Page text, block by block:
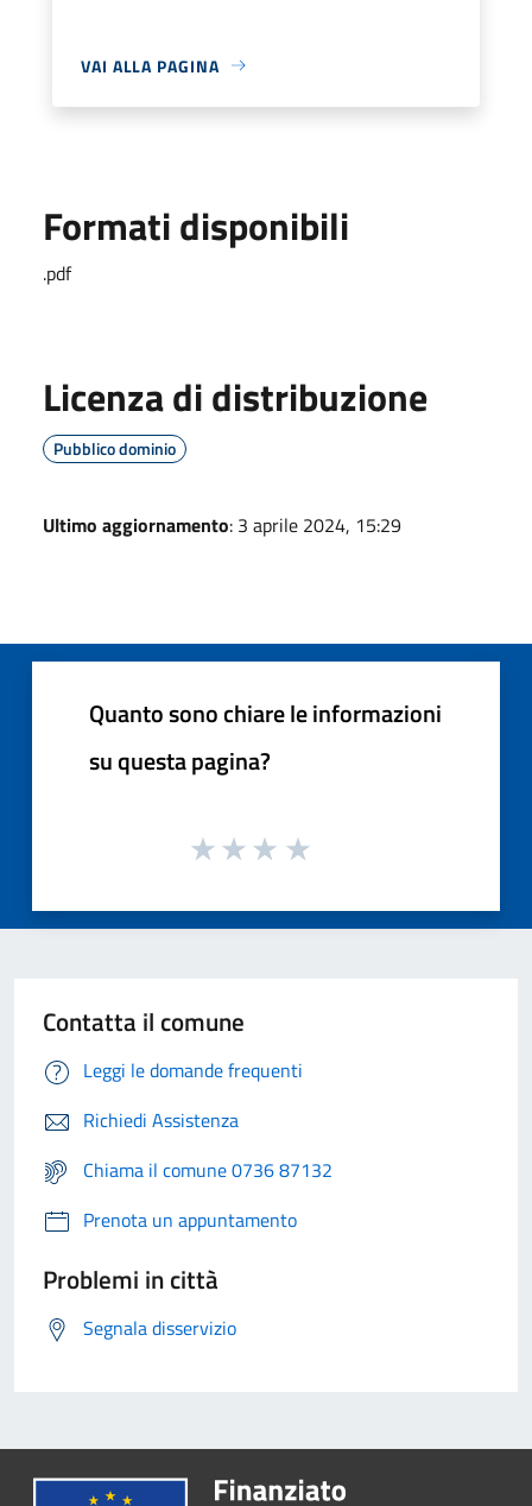
VAI ALLA PAGINA
Formati disponibili
.pdf
Licenza di distribuzione
Pubblico dominio
Ultimo aggiornamento: 3 aprile 2024, 15:29
Quanto sono chiare le informazioni
su questa pagina?
Contatta il comune
Leggi le domande frequenti
Richiedi Assistenza
Chiama il comune 0736 87132
Prenota un appuntamento
Problemi in città
Segnala disservizio